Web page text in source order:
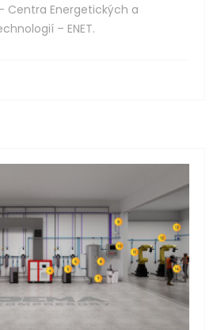
Centra Energetických a
– ENET.